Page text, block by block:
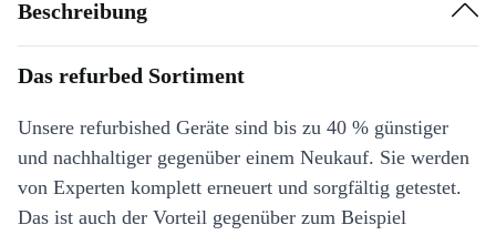
Beschreibung
Das refurbed Sortiment
Unsere refurbished Geräte sind bis zu 40 % günstiger
und nachhaltiger gegenüber einem Neukauf. Sie werden
von Experten komplett erneuert und sorgfältig getestet.
Das ist auch der Vorteil gegenüber zum Beispiel